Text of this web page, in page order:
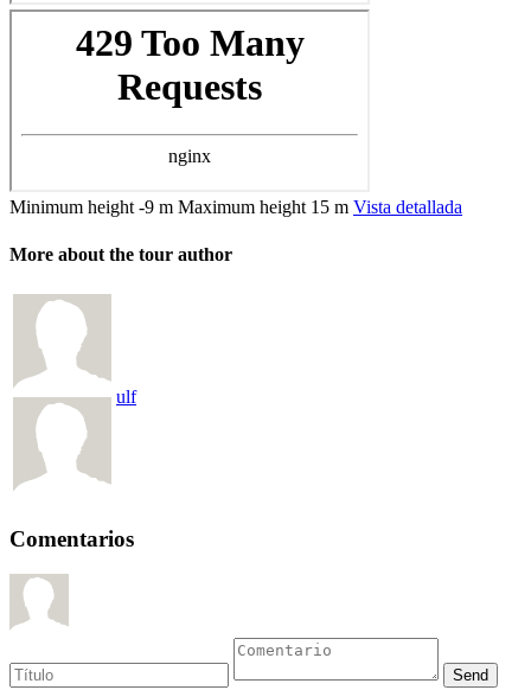
Minimum height -9 m Maximum height 15 m Vista detallada
More about the tour author
ulf
Comentarios